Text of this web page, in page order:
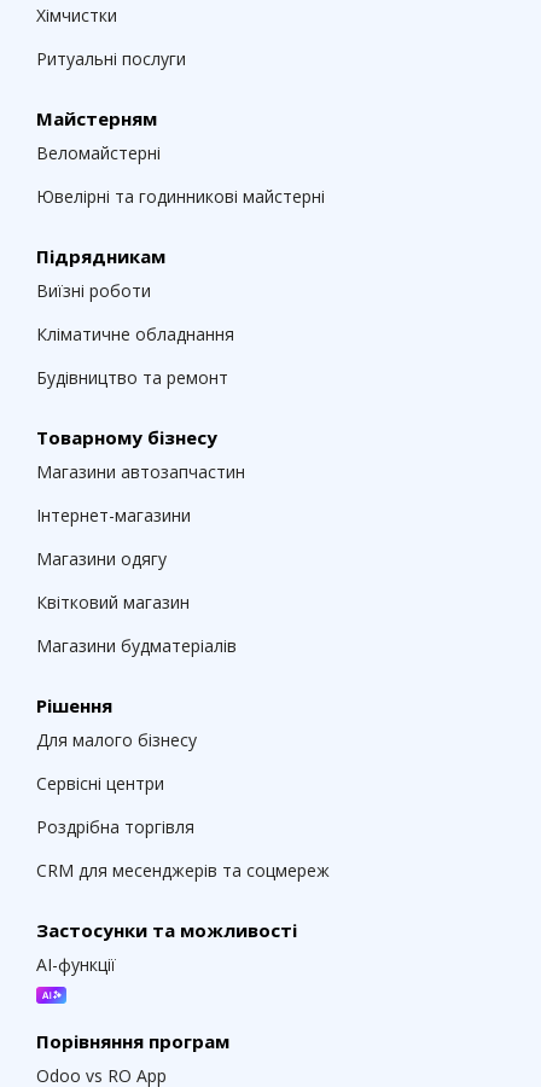
Хімчистки
Ритуальні послуги
Майстерням
Веломайстерні
Ювелірні та годинникові майстерні
Підрядникам
Виїзні роботи
Кліматичне обладнання
Будівництво та ремонт
Товарному бізнесу
Магазини автозапчастин
Інтернет-магазини
Магазини одягу
Квітковий магазин
Магазини будматеріалів
Рішення
Для малого бізнесу
Сервісні центри
Роздрібна торгівля
CRM для месенджерів та соцмереж
Застосунки та можливості
AI-функції
Порівняння програм
Odoo vs RO App